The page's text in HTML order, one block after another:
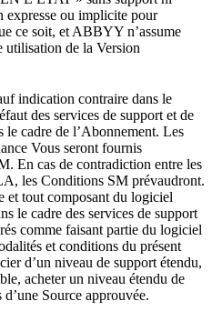
expresse ou implicite pour
ce soit, et ABBYY n’assume
utilisation de la Version
indication contraire dans le
des services de support et de
le cadre de l’Abonnement. Les
Vous seront fournis
En cas de contradiction entre les
les Conditions SM prévaudront.
et tout composant du logiciel
cadre des services de support
comme faisant partie du logiciel
et conditions du présent
d’un niveau de support étendu,
acheter un niveau étendu de
Source approuvée.